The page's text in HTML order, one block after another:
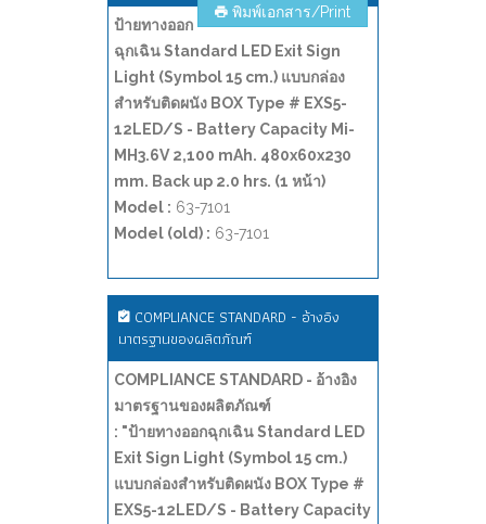
พิมพ์เอกสาร/Print
ป้ายทางออก
ฉุกเฉิน Standard LED Exit Sign
Light (Symbol 15 cm.) แบบกล่อง
สำหรับติดผนัง BOX Type # EXS5-
12LED/S - Battery Capacity Mi-
MH3.6V 2,100 mAh. 480x60x230
mm. Back up 2.0 hrs. (1 หน้า)
Model : 63-7101
Model (old) : 63-7101
COMPLIANCE STANDARD - อ้างอิง
มาตรฐานของผลิตภัณฑ์
COMPLIANCE STANDARD - อ้างอิง
มาตรฐานของผลิตภัณฑ์
: "ป้ายทางออกฉุกเฉิน Standard LED
Exit Sign Light (Symbol 15 cm.)
แบบกล่องสำหรับติดผนัง BOX Type #
EXS5-12LED/S - Battery Capacity